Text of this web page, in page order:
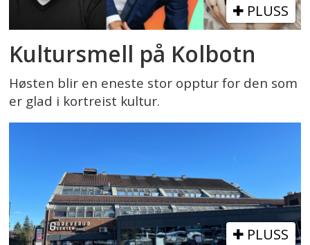
PLUSS
Kultursmell på Kolbotn
Høsten blir en eneste stor opptur for den som
er glad i kortreist kultur.
PLUSS